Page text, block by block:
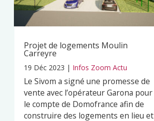
Projet de logements Moulin
Carreyre
19 Déc 2023 | Infos Zoom Actu
Le Sivom a signé une promesse de
vente avec l’opérateur Garona pour
le compte de Domofrance afin de
construire des logements en lieu et